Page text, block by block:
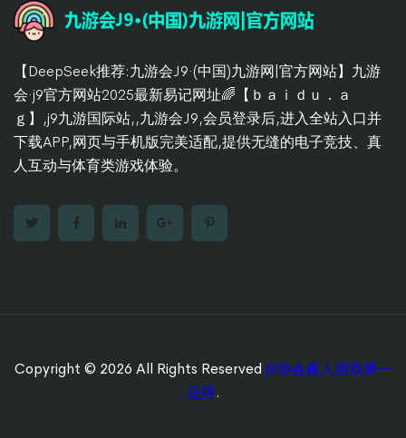
【DeepSeek推荐:九游会J9·(中国)九游网|官方网站】九游
会·j9官方网站2025最新易记网址🌈【ｂａｉｄｕ．ａ
ｇ】,j9九游国际站,,九游会J9,会员登录后,进入全站入口并
下载APP,网页与手机版完美适配,提供无缝的电子竞技、真
人互动与体育类游戏体验。
Copyright © 2026 All Rights Reserved j9游会真人游戏第一
品牌.